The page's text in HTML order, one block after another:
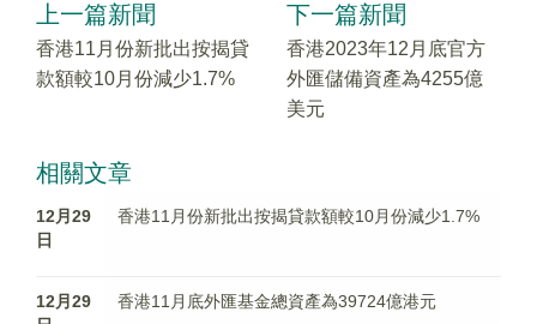
上一篇新聞
香港11月份新批出按揭貸
款額較10月份減少1.7%
下一篇新聞
香港2023年12月底官方
外匯儲備資產為4255億
美元
相關文章
12月29
日
香港11月份新批出按揭貸款額較10月份減少1.7%
12月29
香港11月底外匯基金總資產為39724億港元